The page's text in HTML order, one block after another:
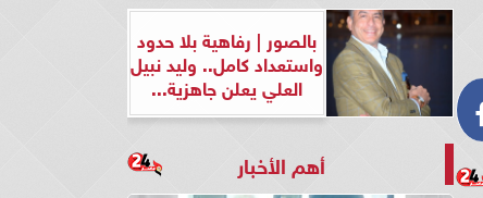
بالصور | رفاهية بلا حدود
واستعداد كامل.. وليد نبيل
العلي يعلن جاهزية...
أهم الأخبار